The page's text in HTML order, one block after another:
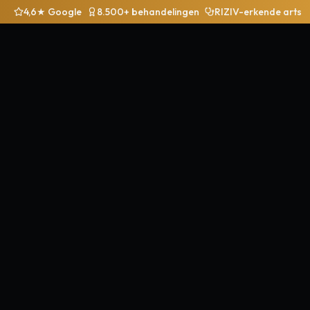
4,6★ Google 8.500+ behandelingen RIZIV-erkende arts